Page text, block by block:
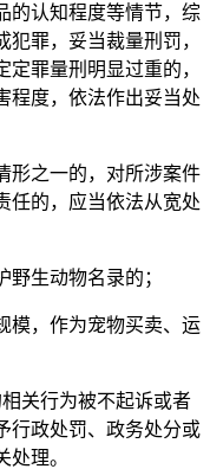
的认知程度等情节，综
罪，妥当裁量刑罚，
罪量刑明显过重的，
程度，依法作出妥当处
形之一的，对所涉案件
任的，应当依法从宽处
野生动物名录的；
模，作为宠物买卖、运
关行为被不起诉或者
行政处罚、政务处分或
理。